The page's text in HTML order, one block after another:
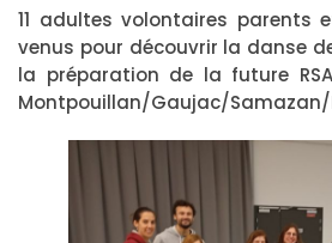
11 adultes volontaires parents
venus pour découvrir la danse
la préparation de la future
Montpouillan/Gaujac/Samazan/